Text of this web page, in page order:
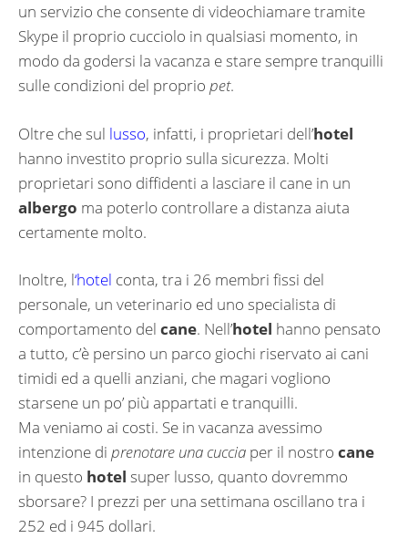
un servizio che consente di videochiamare tramite
Skype il proprio cucciolo in qualsiasi momento, in
modo da godersi la vacanza e stare sempre tranquilli
sulle condizioni del proprio pet.
Oltre che sul lusso, infatti, i proprietari dell’hotel
hanno investito proprio sulla sicurezza. Molti
proprietari sono diffidenti a lasciare il cane in un
albergo ma poterlo controllare a distanza aiuta
certamente molto.
Inoltre, l‘hotel conta, tra i 26 membri fissi del
personale, un veterinario ed uno specialista di
comportamento del cane. Nell’hotel hanno pensato
a tutto, c’è persino un parco giochi riservato ai cani
timidi ed a quelli anziani, che magari vogliono
starsene un po’ più appartati e tranquilli.
Ma veniamo ai costi. Se in vacanza avessimo
intenzione di prenotare una cuccia per il nostro cane
in questo hotel super lusso, quanto dovremmo
sborsare? I prezzi per una settimana oscillano tra i
252 ed i 945 dollari.